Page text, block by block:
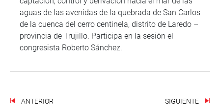
aguas de las avenidas de la quebrada de San Carlos
de la cuenca del cerro centinela, distrito de Laredo –
provincia de Trujillo. Participa en la sesión el
congresista Roberto Sánchez.
ANTERIOR SIGUIENTE